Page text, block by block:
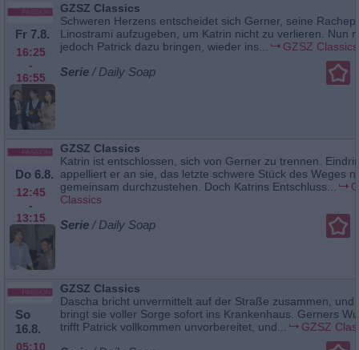
Fr 7.8.
16:25
-
16:55
GZSZ Classics
Schweren Herzens entscheidet sich Gerner, seine
Linostrami aufzugeben, um Katrin nicht zu verlieren. Nun
jedoch Patrick dazu bringen, wieder ins...
GZSZ Classics
Serie / Daily Soap
Do 6.8.
12:45
-
13:15
GZSZ Classics
Katrin ist entschlossen, sich von Gerner zu trennen.
appelliert er an sie, das letzte schwere Stück des Weges
gemeinsam durchzustehen. Doch Katrins Entschluss...
Classics
Serie / Daily Soap
So
16.8.
05:10
GZSZ Classics
Dascha bricht unvermittelt auf der Straße zusammen, und
bringt sie voller Sorge sofort ins Krankenhaus. Gerners
trifft Patrick vollkommen unvorbereitet, und...
GZSZ